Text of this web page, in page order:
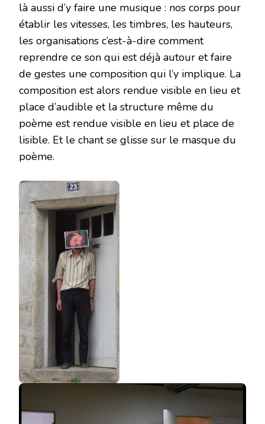
là aussi d’y faire une musique : nos corps pour
établir les vitesses, les timbres, les hauteurs,
les organisations c’est-à-dire comment
reprendre ce son qui est déjà autour et faire
de gestes une composition qui l’y implique. La
composition est alors rendue visible en lieu et
place d’audible et la structure même du
poème est rendue visible en lieu et place de
lisible. Et le chant se glisse sur le masque du
poème.